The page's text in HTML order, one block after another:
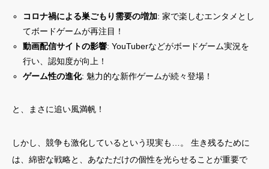
コロナ禍による巣ごもり需要の増加: 家で楽しむエンタメとし
てボードゲームが再注目！
動画配信サイトの影響: YouTuberなどがボードゲーム実況を
行い、認知度が向上！
ゲーム性の進化: 魅力的な新作ゲームが続々登場！
と、まさに追い風満帆！
しかし、競争も激化しているという現実も…。 生き残るために
は、綿密な戦略と、あなただけの個性を光らせることが重要で